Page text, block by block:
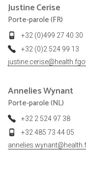
JustineCerise
Porte-parole (FR)
+32 (0)499 27 40 30
+32 (0)2 524 99 13
AnneliesWynant
Porte-parole (NL)
+32 2 524 97 38
+32 485 73 44 05